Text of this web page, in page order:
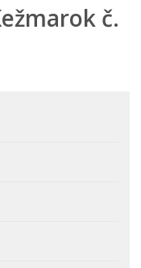
samosprávnych
č.